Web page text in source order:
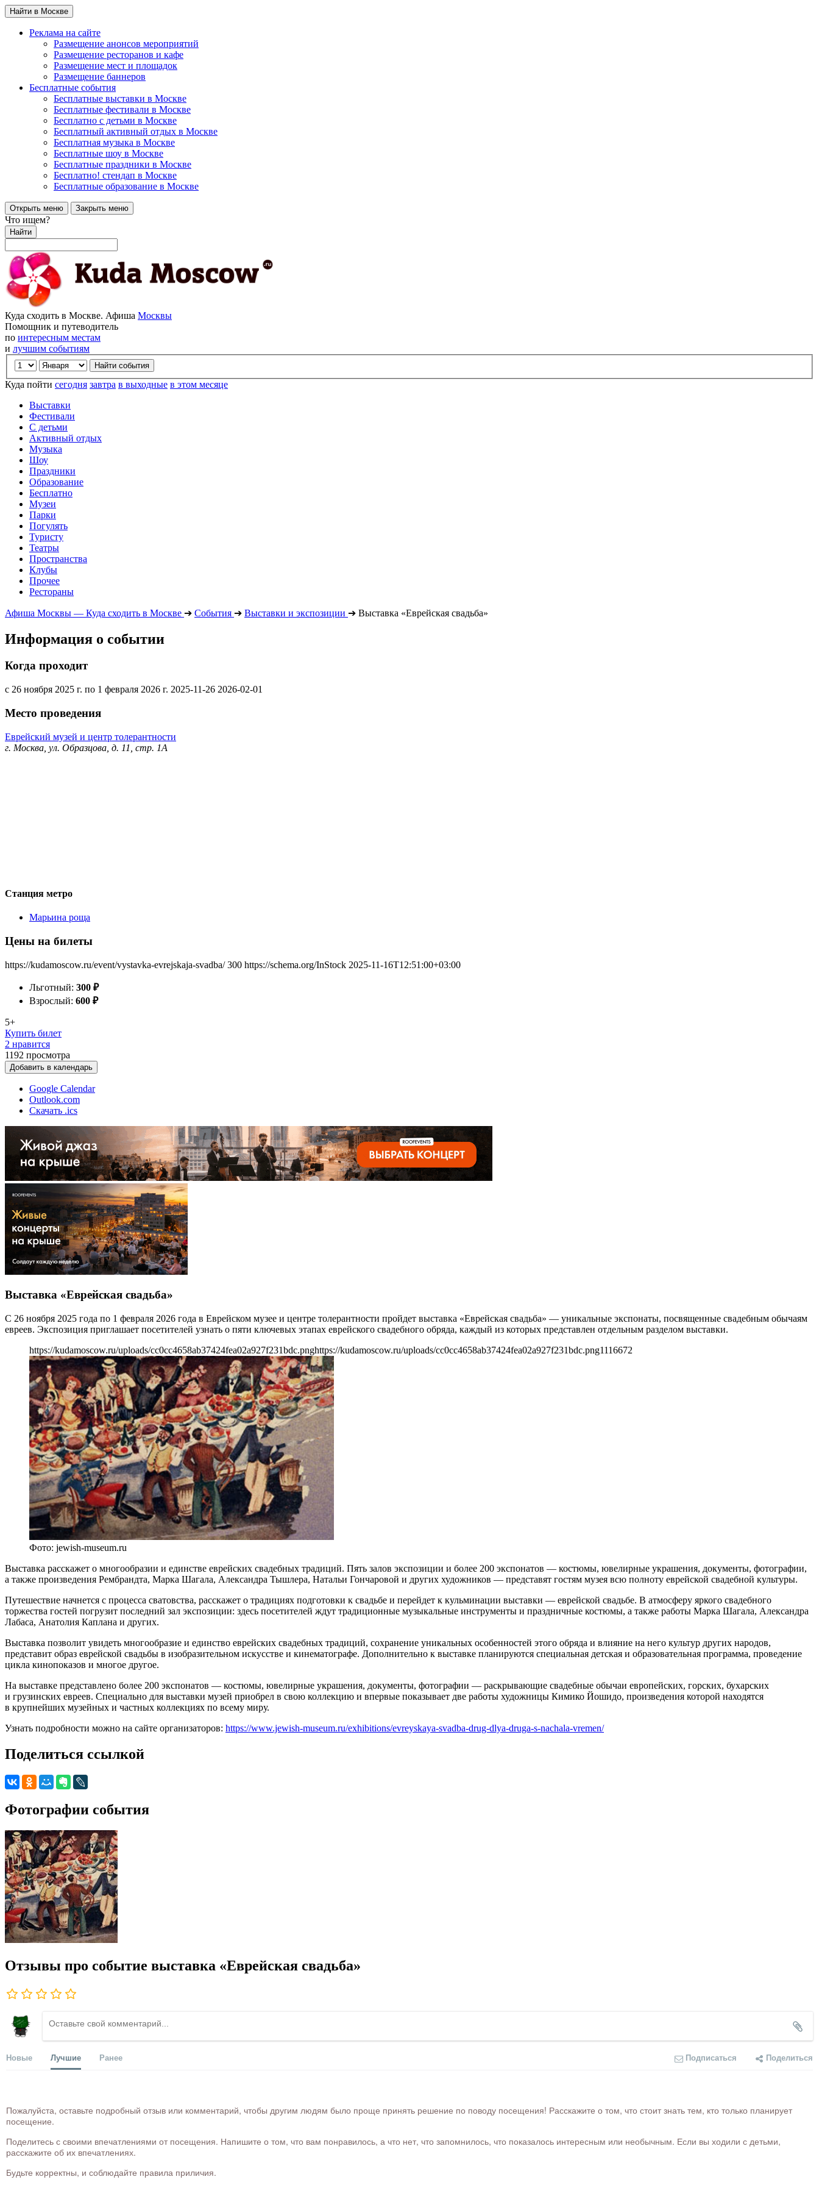
Найти в Москве
Реклама на сайте
Размещение анонсов мероприятий
Размещение ресторанов и кафе
Размещение мест и площадок
Размещение баннеров
Бесплатные события
Бесплатные выставки в Москве
Бесплатные фестивали в Москве
Бесплатно с детьми в Москве
Бесплатный активный отдых в Москве
Бесплатная музыка в Москве
Бесплатные шоу в Москве
Бесплатные праздники в Москве
Бесплатно! стендап в Москве
Бесплатные образование в Москве
Открыть меню Закрыть меню
Что ищем?
Найти
Куда сходить в Москве. Афиша Москвы
Помощник и путеводитель
по интересным местам
и лучшим событиям
Куда пойти сегодня завтра в выходные в этом месяце
Выставки
Фестивали
С детьми
Активный отдых
Музыка
Шоу
Праздники
Образование
Бесплатно
Музеи
Парки
Погулять
Туристу
Театры
Пространства
Клубы
Прочее
Рестораны
Афиша Москвы — Куда сходить в Москве ➔ События ➔ Выставки и экспозиции ➔ Выставка «Еврейская свадьба»
Информация о событии
Когда проходит
с 26 ноября 2025 г. по 1 февраля 2026 г. 2025-11-26 2026-02-01
Место проведения
Еврейский музей и центр толерантности
г. Москва, ул. Образцова, д. 11, стр. 1А
Станция метро
Марьина роща
Цены на билеты
https://kudamoscow.ru/event/vystavka-evrejskaja-svadba/ 300 https://schema.org/InStock 2025-11-16T12:51:00+03:00
Льготный: 300 ₽
Взрослый: 600 ₽
5+
Купить билет
2 нравится
1192 просмотра
Добавить в календарь
Google Calendar
Outlook.com
Скачать .ics
Выставка «Еврейская свадьба»
С 26 ноября 2025 года по 1 февраля 2026 года в Еврейском музее и центре толерантности пройдет выставка «Еврейская свадьба» — уникальные экспонаты, посвященные свадебным обычаям
евреев. Экспозиция приглашает посетителей узнать о пяти ключевых этапах еврейского свадебного обряда, каждый из которых представлен отдельным разделом выставки.
https://kudamoscow.ru/uploads/cc0cc4658ab37424fea02a927f231bdc.pnghttps://kudamoscow.ru/uploads/cc0cc4658ab37424fea02a927f231bdc.png1116672
Фото: jewish-museum.ru
Выставка расскажет о многообразии и единстве еврейских свадебных традиций. Пять залов экспозиции и более 200 экспонатов — костюмы, ювелирные украшения, документы, фотографии,
а также произведения Рембрандта, Марка Шагала, Александра Тышлера, Натальи Гончаровой и других художников — представят гостям музея всю полноту еврейской свадебной культуры.
Путешествие начнется с процесса сватовства, расскажет о традициях подготовки к свадьбе и перейдет к кульминации выставки — еврейской свадьбе. В атмосферу яркого свадебного
торжества гостей погрузит последний зал экспозиции: здесь посетителей ждут традиционные музыкальные инструменты и праздничные костюмы, а также работы Марка Шагала, Александра
Лабаса, Анатолия Каплана и других.
Выставка позволит увидеть многообразие и единство еврейских свадебных традиций, сохранение уникальных особенностей этого обряда и влияние на него культур других народов,
представит образ еврейской свадьбы в изобразительном искусстве и кинематографе. Дополнительно к выставке планируются специальная детская и образовательная программа, проведение
цикла кинопоказов и многое другое.
На выставке представлено более 200 экспонатов — костюмы, ювелирные украшения, документы, фотографии — раскрывающие свадебные обычаи европейских, горских, бухарских
и грузинских евреев. Специально для выставки музей приобрел в свою коллекцию и впервые показывает две работы художницы Кимико Йошидо, произведения которой находятся
в крупнейших музейных и частных коллекциях по всему миру.
Узнать подробности можно на сайте организаторов: https://www.jewish-museum.ru/exhibitions/evreyskaya-svadba-drug-dlya-druga-s-nachala-vremen/
Поделиться ссылкой
Фотографии события
Отзывы про событие выставка «Еврейская свадьба»
Новые Лучшие Ранее Подписаться Поделиться
Пожалуйста, оставьте подробный отзыв или комментарий, чтобы другим людям было проще принять решение по поводу посещения! Расскажите о том, что стоит знать тем, кто только планирует
посещение.
Поделитесь с своими впечатлениями от посещения. Напишите о том, что вам понравилось, а что нет, что запомнилось, что показалось интересным или необычным. Если вы ходили с детьми,
расскажите об их впечатлениях.
Будьте корректны, и соблюдайте правила приличия.